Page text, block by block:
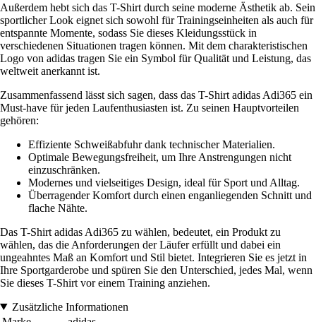
Außerdem hebt sich das T-Shirt durch seine moderne Ästhetik ab. Sein
sportlicher Look eignet sich sowohl für Trainingseinheiten als auch für
entspannte Momente, sodass Sie dieses Kleidungsstück in
verschiedenen Situationen tragen können. Mit dem charakteristischen
Logo von adidas tragen Sie ein Symbol für Qualität und Leistung, das
weltweit anerkannt ist.
Zusammenfassend lässt sich sagen, dass das T-Shirt adidas Adi365 ein
Must-have für jeden Laufenthusiasten ist. Zu seinen Hauptvorteilen
gehören:
Effiziente Schweißabfuhr dank technischer Materialien.
Optimale Bewegungsfreiheit, um Ihre Anstrengungen nicht
einzuschränken.
Modernes und vielseitiges Design, ideal für Sport und Alltag.
Überragender Komfort durch einen enganliegenden Schnitt und
flache Nähte.
Das T-Shirt adidas Adi365 zu wählen, bedeutet, ein Produkt zu
wählen, das die Anforderungen der Läufer erfüllt und dabei ein
ungeahntes Maß an Komfort und Stil bietet. Integrieren Sie es jetzt in
Ihre Sportgarderobe und spüren Sie den Unterschied, jedes Mal, wenn
Sie dieses T-Shirt vor einem Training anziehen.
Zusätzliche Informationen